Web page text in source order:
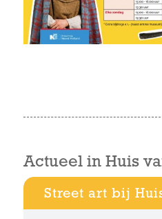
Actueel in Huis
Street art bij